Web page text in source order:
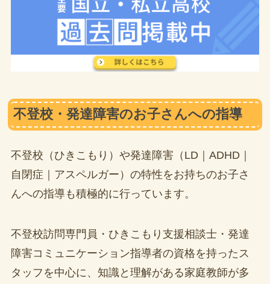
不登校・発達障害のお子さんへの指導
不登校（ひきこもり）や発達障害（LD｜ADHD｜
自閉症｜アスペルガー）の特性をお持ちのお子さ
んへの指導も積極的に行っています。
不登校訪問専門員・ひきこもり支援相談士・発達
障害コミュニケーション指導者の資格を持ったス
タッフを中心に、知識と理解がある家庭教師が多